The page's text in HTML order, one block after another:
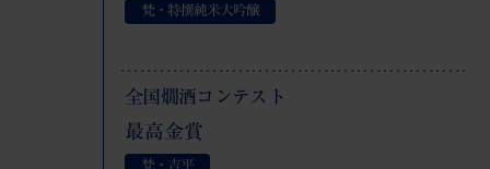
梵・特撰純米大吟醸
全国燗酒コンテスト
最高金賞
梵・吉平